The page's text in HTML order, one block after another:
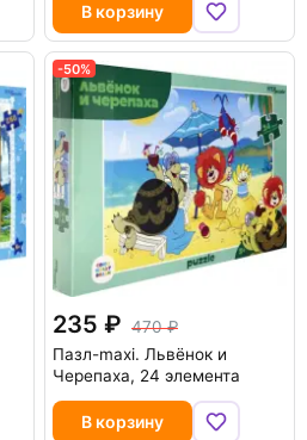
В корзину
-50%
235
470
Пазл-maxi. Львёнок и
Черепаха, 24 элемента
В корзину